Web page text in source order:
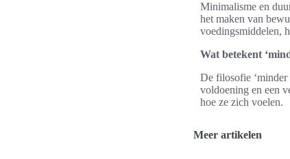
Minimalisme en
het maken van
voedingsmiddelen,
Wat betekent
De filosofie ‘minder
voldoening en een
hoe ze zich voelen.
Meer artikelen